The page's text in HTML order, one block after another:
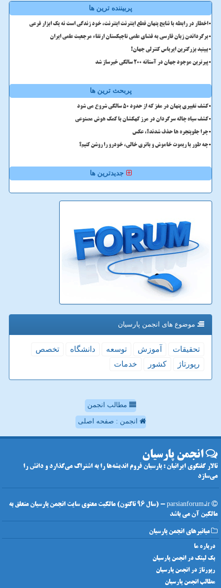
پربیننده ترین ها
اخطار در رابطه با نتایج پنهان قطع اینترنت اینترنت، خود زندگی است نه یک ابزار فرعی
برگرداندن زبان فارسی به فضای علمی تاجیکستان ارتقاء مرجعیت علمی ایران
ببینید بزرگترین ایرباس کنترلی جهان!
پیرترین موجود جهان در آستانه ۲۰۰ سالگی خبرساز شد
پربحث ترین ها
کشف تغییری پنهان در مغز که از حدود 50 سالگی شروع می شود
کشف سیاه چاله سرگردان در مرز کهکشان با کمک هوش مصنوعی
چرا جلوپنجره ها حذف شدند؟، عکس
چه طور با ریموت خاموش و باتری خالی، خودرو را روشن کنیم؟
جدیدترین ها
موضوع های انجمن پارسیان
تحقیقات آموزش توسعه دانشگاه
تخصص
رپورتاژ
كشور خدمات
مطالب انجمن
انجمن : صفحه اصلی
انجمن پارسیان
تالار گفتگوی ایرانیان : پارسیان فروم اندیشه‌ها را به اشتراک می‌گذارد و دانش را
می‌سازد
parsianforum.ir - (سال 96 تاکنون) مالکیت معنوی سایت انجمن پارسیان متعلق به
مالکین آن می باشد
میانبرهای انجمن پارسیان
درباره ما
بک لینک در انجمن پارسیان
رپورتاژ در انجمن پارسیان
مطالب انجمن پارسیان